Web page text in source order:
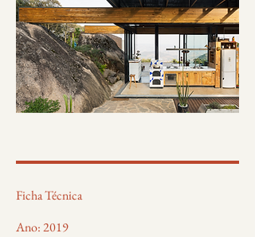
Ficha Técnica
Ano: 2019